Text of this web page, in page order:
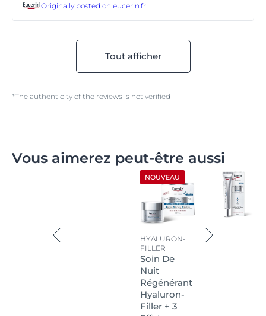
Originally posted on eucerin.fr
Tout afficher
*The authenticity of the reviews is not verified
Vous aimerez peut-être aussi
NOUVEAU
HYALURON-
FILLER
Soin De
Nuit
Régénérant
Hyaluron-
Filler + 3